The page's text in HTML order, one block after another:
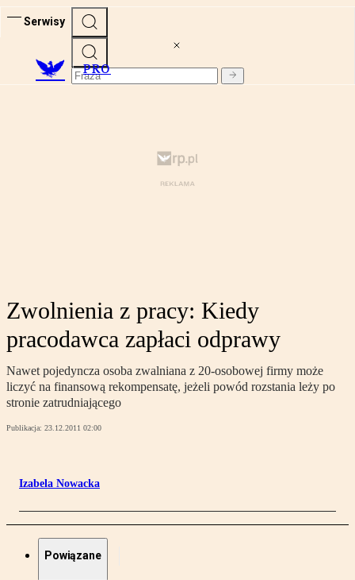
Serwisy
PRO
Zwolnienia z pracy: Kiedy
pracodawca zapłaci odprawy
Nawet pojedyncza osoba zwalniana z 20-osobowej firmy może
liczyć na finansową rekompensatę, jeżeli powód rozstania leży po
stronie zatrudniającego
Publikacja: 23.12.2011 02:00
Izabela Nowacka
Powiązane